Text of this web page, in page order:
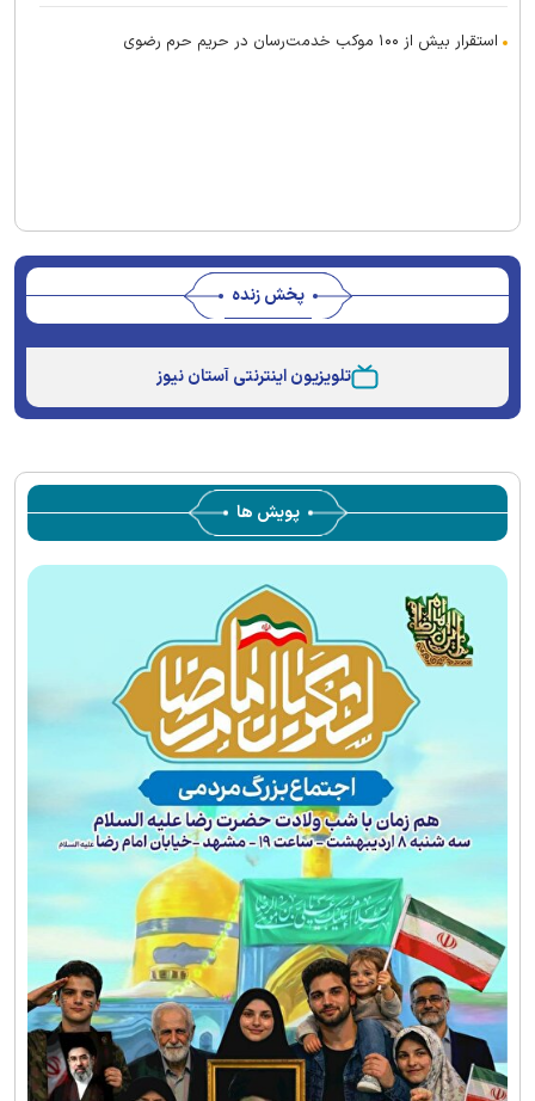
استقرار بیش از ۱۰۰ موکب خدمت‌رسان در حریم حرم رضوی
پخش زنده
تلویزیون اینترنتی آستان نیوز
پویش ها